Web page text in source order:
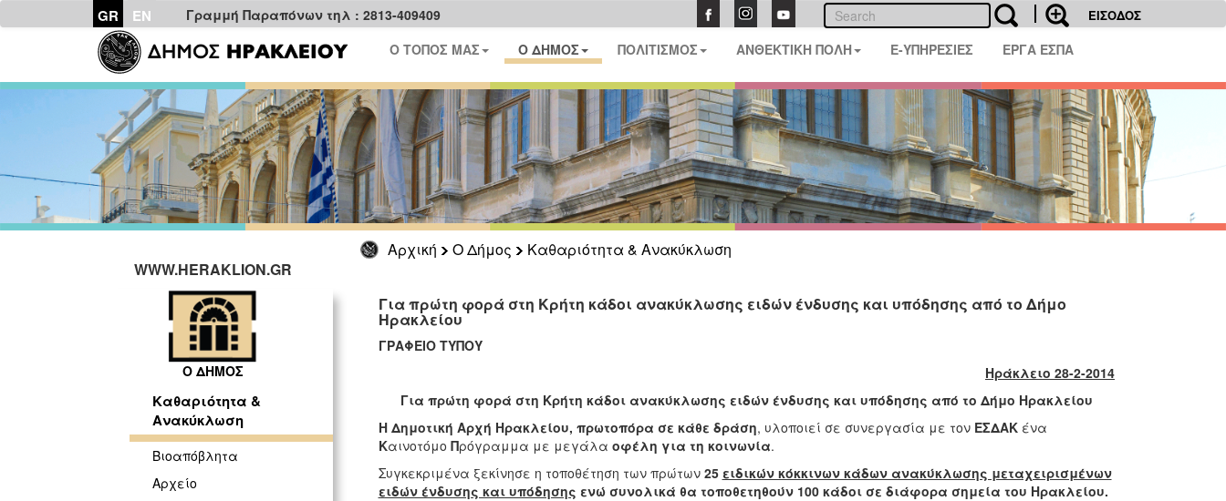
GR EN Γραμμή Παραπόνων τηλ : 2813-409409 ΕΙΣΟΔΟΣ
Ο ΤΟΠΟΣ ΜΑΣ Ο ΔΗΜΟΣ ΠΟΛΙΤΙΣΜΟΣ ΑΝΘΕΚΤΙΚΗ ΠΟΛΗ E-ΥΠΗΡΕΣΙΕΣ ΕΡΓΑ ΕΣΠΑ
Αρχική Ο Δήμος
Καθαριότητα & Ανακύκλωση
WWW.HERAKLION.GR
Ο ΔΗΜΟΣ
Καθαριότητα &
Ανακύκλωση
Βιοαπόβλητα
Αρχείο
Για πρώτη φορά στη Κρήτη κάδοι ανακύκλωσης ειδών ένδυσης και υπόδησης από το Δήμο
Ηρακλείου
ΓΡΑΦΕΙΟ ΤΥΠΟΥ
Ηράκλειο 28-2-2014
Για πρώτη φορά στη Κρήτη κάδοι ανακύκλωσης ειδών ένδυσης και υπόδησης από το Δήμο Ηρακλείου
Η Δημοτική Αρχή Ηρακλείου, πρωτοπόρα σε κάθε δράση, υλοποιεί σε συνεργασία με τον ΕΣΔΑΚένα
Καινοτόμο Πρόγραμμα με μεγάλα οφέλη για τη κοινωνία.
Συγκεκριμένα ξεκίνησε η τοποθέτηση των πρώτων 25 ειδικών κόκκινων κάδων ανακύκλωσης μεταχειρισμένων
ειδών ένδυσης και υπόδησης ενώ συνολικά θα τοποθετηθούν 100 κάδοι σε διάφορα σημεία του Ηρακλείου.